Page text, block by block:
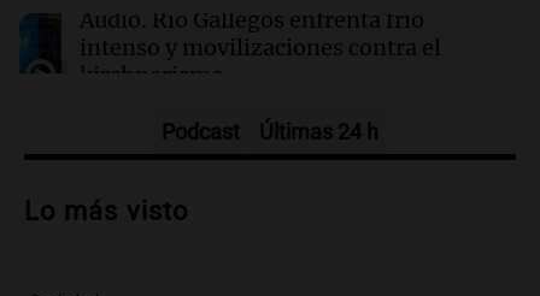
03:15 Recetas
Descubre los dulces más emblemáticos de las
Rías Baixas en Galicia
Audio. Río Gallegos enfrenta frío
intenso y movilizaciones contra el
kirchnerismo
Audio.Debate en el Senado sobre
la soberanía digital en Argentina
Podcast Últimas 24 h
Lo más visto